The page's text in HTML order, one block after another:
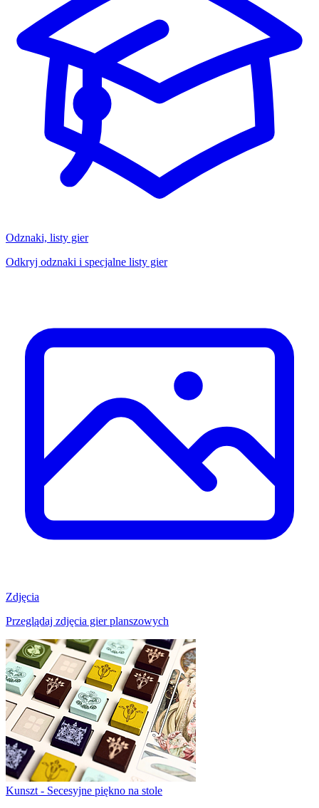
Odznaki, listy gier
Odkryj odznaki i specjalne listy gier
Zdjęcia
Przeglądaj zdjęcia gier planszowych
Kunszt - Secesyjne piękno na stole